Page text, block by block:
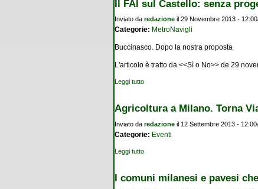
Il FAI sul Castello: senza
Inviato da redazione il 29 Novembre 2013 -
Categorie: MetroNavigli
Buccinasco. Dopo la nostra proposta
L'articolo è tratto da <<Sì o No>> de 29
Leggi tutto
Agricoltura a Milano. Torna
Inviato da redazione il 12 Settembre 2013 -
Categorie: Eventi
Leggi tutto
I comuni milanesi e pavesi